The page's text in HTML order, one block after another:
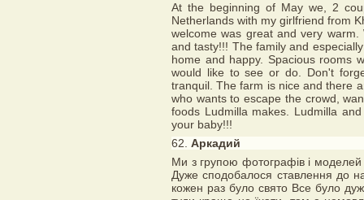
At the beginning of May we, 2
Netherlands with my girlfriend from
welcome was great and very
and tasty!!! The family and
home and happy. Spacious rooms
would like to see or do. Don't
tranquil. The farm is nice and there
who wants to escape the crowd,
foods Ludmilla makes. Ludmilla
your baby!!!
62. Аркадий
Ми з групою фотографів і
Дуже сподобалося ставлення до
кожен раз було свято Все було